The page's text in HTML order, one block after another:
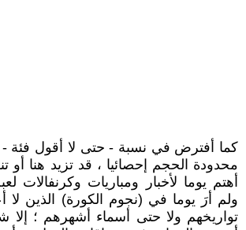
كما أفترض في نسبة - حتى لا أقول فئة -
محدودة الحجم إحصائيا ، قد تزيد هنا أو
أهتم يوما لأخبار ومباريات وكرنفالات
ولم أرَ يوما في (نجوم الكورة) الذين
تواريخهم ولا حتى أسماء أشهرهم ؛ إلا